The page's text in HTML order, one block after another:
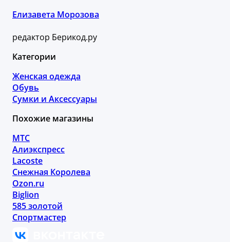
Елизавета Морозова
редактор Берикод.ру
Категории
Женская одежда
Обувь
Сумки и Аксессуары
Похожие магазины
МТС
Алиэкспресс
Lacoste
Снежная Королева
Ozon.ru
Biglion
585 золотой
Спортмастер